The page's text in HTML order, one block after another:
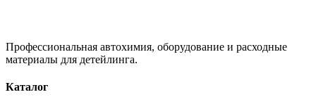
Профессиональная автохимия, оборудование и расходные
материалы для детейлинга.
Каталог